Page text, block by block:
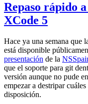
Repaso rápido
XCode 5
Hace ya una semana que
está disponible
presentación de la
que el soporte para git
versión aunque no pude
empezar a destripar
disposición.